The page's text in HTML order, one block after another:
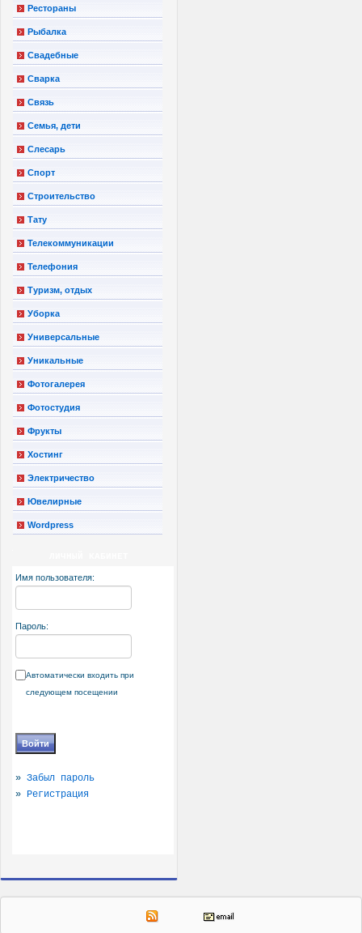
Рестораны
Рыбалка
Свадебные
Сварка
Связь
Семья, дети
Слесарь
Спорт
Строительство
Тату
Телекоммуникации
Телефония
Туризм, отдых
Уборка
Универсальные
Уникальные
Фотогалерея
Фотостудия
Фрукты
Хостинг
Электричество
Ювелирные
Wordpress
Имя пользователя:
Пароль:
Автоматически входить при
следующем посещении
» Забыл пароль
» Регистрация